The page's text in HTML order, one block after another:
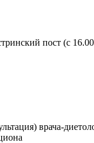
пост (с
врача-